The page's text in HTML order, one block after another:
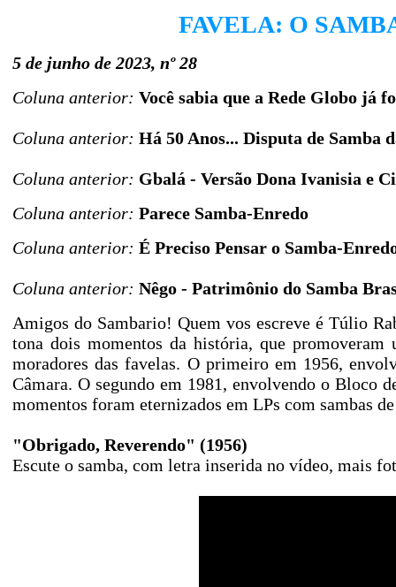
FAVELA: O
5 de junho de 2023, nº 28
Coluna anterior: Você sabia que a Rede Globo já
Coluna anterior: Há 50 Anos... Disputa de Samba
Coluna anterior: Gbalá - Versão Dona Ivanisia e
Coluna anterior: Parece Samba-Enredo
Coluna anterior: É Preciso Pensar o Samba-
Coluna anterior: Nêgo - Patrimônio do Samba
Amigos do Sambario! Quem vos escreve é Túlio
tona dois momentos da história, que
moradores das favelas. O primeiro em 1956,
Câmara. O segundo em 1981, envolvendo o Bloco
momentos foram eternizados em LPs com sambas
"Obrigado, Reverendo" (1956)
Escute o samba, com letra inserida no vídeo, mais